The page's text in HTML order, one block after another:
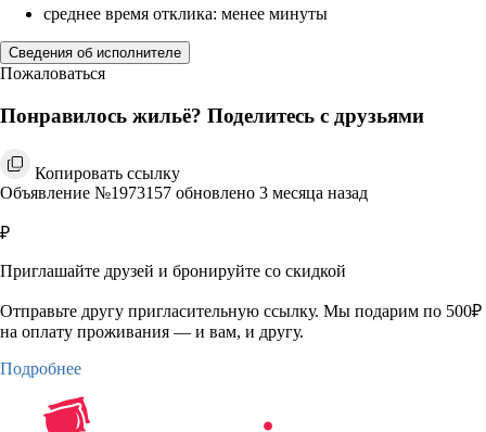
среднее время отклика: менее минуты
Сведения об исполнителе
Пожаловаться
Понравилось жильё? Поделитесь с друзьями
Копировать ссылку
Объявление №1973157 обновлено 3 месяца назад
₽
Приглашайте друзей и бронируйте со скидкой
Отправьте другу пригласительную ссылку. Мы подарим по 500₽
на оплату проживания — и вам, и другу.
Подробнее